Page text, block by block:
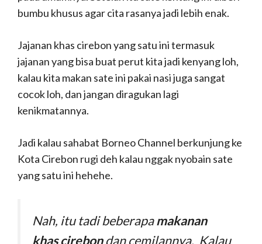
bumbu khusus agar cita rasanya jadi lebih enak.
Jajanan khas cirebon yang satu ini termasuk
jajanan yang bisa buat perut kita jadi kenyang loh,
kalau kita makan sate ini pakai nasi juga sangat
cocok loh, dan jangan diragukan lagi
kenikmatannya.
Jadi kalau sahabat Borneo Channel berkunjung ke
Kota Cirebon rugi deh kalau nggak nyobain sate
yang satu ini hehehe.
Nah, itu tadi beberapamakanan
khas cirebondan cemilannya. Kalau